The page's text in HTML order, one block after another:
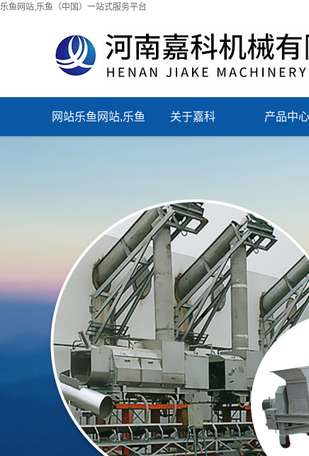
乐鱼网站,乐鱼（中国）一站式服务平台
网站乐鱼网站,乐鱼 关于嘉科 产品中心